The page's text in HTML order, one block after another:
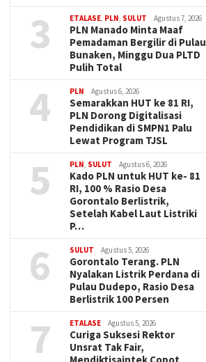
3 ETALASE PLN SULUT Agustus 7, 2026
PLN Manado Minta Maaf
Pemadaman Bergilir di Pulau
Bunaken, Minggu Dua PLTD
Pulih Total
4 PLN Agustus 6, 2026
Semarakkan HUT ke 81 RI,
PLN Dorong Digitalisasi
Pendidikan di SMPN1 Palu
Lewat Program TJSL
5 PLN SULUT Agustus 6, 2026
Kado PLN untuk HUT ke- 81
RI, 100 % Rasio Desa
Gorontalo Berlistrik,
Setelah Kabel Laut Listriki
P…
6 SULUT Agustus 5, 2026
Gorontalo Terang. PLN
Nyalakan Listrik Perdana di
Pulau Dudepo, Rasio Desa
Berlistrik 100 Persen
7 ETALASE Agustus 5, 2026
Curiga Suksesi Rektor
Unsrat Tak Fair,